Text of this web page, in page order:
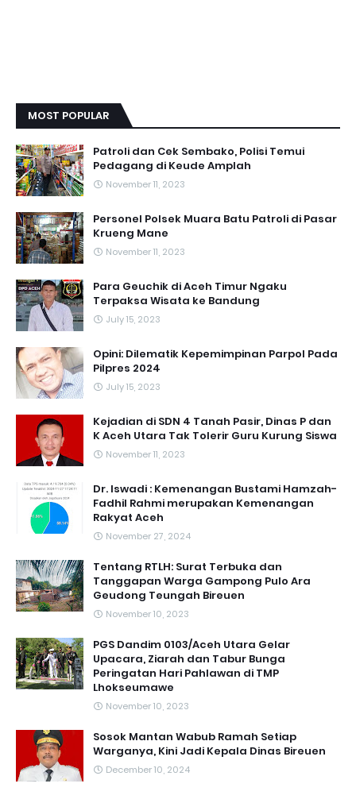
MOST POPULAR
Patroli dan Cek Sembako, Polisi Temui
Pedagang di Keude Amplah
November 11, 2023
Personel Polsek Muara Batu Patroli di Pasar
Krueng Mane
November 11, 2023
Para Geuchik di Aceh Timur Ngaku
Terpaksa Wisata ke Bandung
July 15, 2023
Opini: Dilematik Kepemimpinan Parpol Pada
Pilpres 2024
July 15, 2023
Kejadian di SDN 4 Tanah Pasir, Dinas P dan
K Aceh Utara Tak Tolerir Guru Kurung Siswa
November 11, 2023
Dr. Iswadi : Kemenangan Bustami Hamzah-
Fadhil Rahmi merupakan Kemenangan
Rakyat Aceh
November 27, 2024
Tentang RTLH: Surat Terbuka dan
Tanggapan Warga Gampong Pulo Ara
Geudong Teungah Bireuen
November 10, 2023
PGS Dandim 0103/Aceh Utara Gelar
Upacara, Ziarah dan Tabur Bunga
Peringatan Hari Pahlawan di TMP
Lhokseumawe
November 10, 2023
Sosok Mantan Wabub Ramah Setiap
Warganya, Kini Jadi Kepala Dinas Bireuen
December 10, 2024